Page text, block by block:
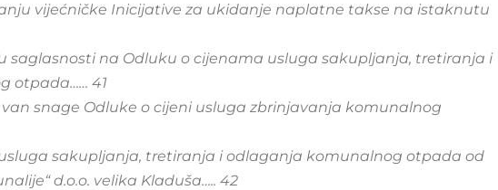
vijećničke Inicijative za ukidanje naplatne takse na istaknutu
saglasnosti na Odluku o cijenama usluga sakupljanja, tretiranja i
otpada…… 41
van snage Odluke o cijeni usluga zbrinjavanja komunalnog
sakupljanja, tretiranja i odlaganja komunalnog otpada od
d.o.o. velika Kladuša….. 42